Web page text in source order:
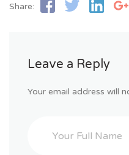
Share:
Leave a Reply
Your email address will